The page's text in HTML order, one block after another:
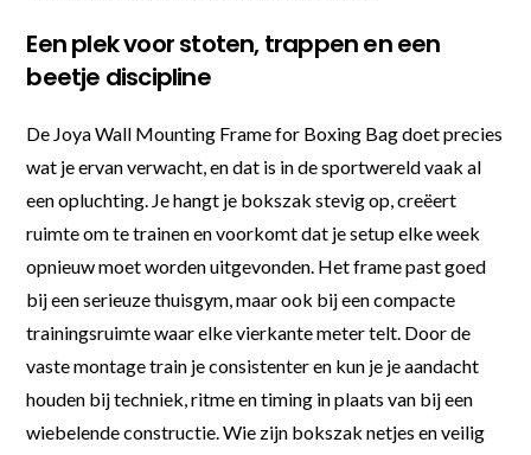
Een plek voor stoten, trappen en een
beetje discipline
De Joya Wall Mounting Frame for Boxing Bag doet precies
wat je ervan verwacht, en dat is in de sportwereld vaak al
een opluchting. Je hangt je bokszak stevig op, creëert
ruimte om te trainen en voorkomt dat je setup elke week
opnieuw moet worden uitgevonden. Het frame past goed
bij een serieuze thuisgym, maar ook bij een compacte
trainingsruimte waar elke vierkante meter telt. Door de
vaste montage train je consistenter en kun je je aandacht
houden bij techniek, ritme en timing in plaats van bij een
wiebelende constructie. Wie zijn bokszak netjes en veilig